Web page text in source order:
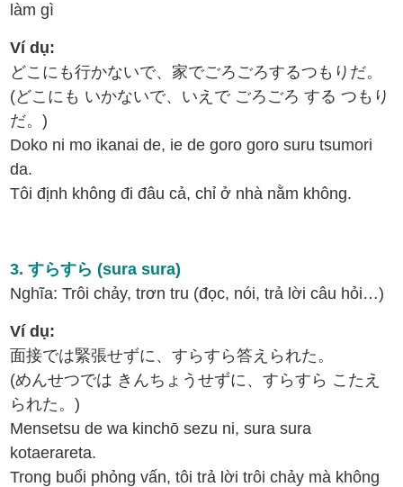
làm gì
Ví dụ:
どこにも行かないで、家でごろごろするつもりだ。
(どこにも いかないで、いえで ごろごろ する つもり
だ。)
Doko ni mo ikanai de, ie de goro goro suru tsumori
da.
Tôi định không đi đâu cả, chỉ ở nhà nằm không.
3. すらすら (sura sura)
Nghĩa: Trôi chảy, trơn tru (đọc, nói, trả lời câu hỏi…)
Ví dụ:
面接では緊張せずに、すらすら答えられた。
(めんせつでは きんちょうせずに、すらすら こたえ
られた。)
Mensetsu de wa kinchō sezu ni, sura sura
kotaerareta.
Trong buổi phỏng vấn, tôi trả lời trôi chảy mà không